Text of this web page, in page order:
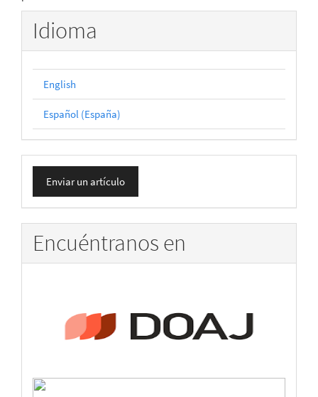
Idioma
English
Español (España)
Enviar
un
artículo
Enviar un artículo
Encuéntranos en